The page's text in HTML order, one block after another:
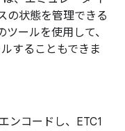
の状態を管理できる
ールを使用して、
することもできま
ンコードし、ETC1